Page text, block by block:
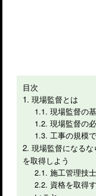
目次
現場監督とは
現場監督の
現場監督の
工事の規模
現場監督になる
を取得しよう
施工管理技
資格を取得